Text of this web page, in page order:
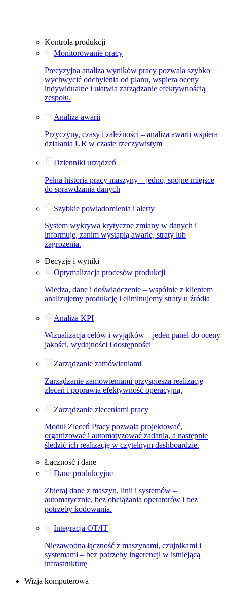
Kontrola produkcji
Monitorowanie pracy
Precyzyjna analiza wyników pracy pozwala szybko
wychwycić odchylenia od planu, wspiera oceny
indywidualne i ułatwia zarządzanie efektywnością
zespołu.
Analiza awarii
Przyczyny, czasy i zależności – analiza awarii wspiera
działania UR w czasie rzeczywistym
Dzienniki urządzeń
Pełna historia pracy maszyny – jedno, spójne miejsce
do sprawdzania danych
Szybkie powiadomienia i alerty
System wykrywa krytyczne zmiany w danych i
informuje, zanim wystąpią awarie, straty lub
zagrożenia.
Decyzje i wyniki
Optymalizacja procesów produkcji
Wiedza, dane i doświadczenie – wspólnie z klientem
analizujemy produkcję i eliminujemy straty u źródła
Analiza KPI
Wizualizacja celów i wyjątków – jeden panel do oceny
jakości, wydajności i dostępności
Zarządzanie zamówieniami
Zarządzanie zamówieniami przyspiesza realizację
zleceń i poprawia efektywność operacyjną.
Zarządzanie zleceniami pracy
Moduł Zleceń Pracy pozwala projektować,
organizować i automatyzować zadania, a następnie
śledzić ich realizację w czytelnym dashboardzie.
Łączność i dane
Dane produkcyjne
Zbieraj dane z maszyn, linii i systemów –
automatycznie, bez obciążania operatorów i bez
potrzeby kodowania.
Integracja OT/IT
Niezawodna łączność z maszynami, czujnikami i
systemami – bez potrzeby ingerencji w istniejącą
infrastrukturę
Wizja komputerowa